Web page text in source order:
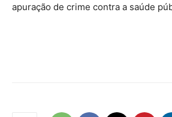
apuração de crime contra a saúde